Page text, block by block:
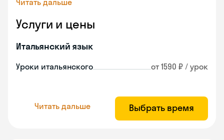
Читать дальше
Услуги и цены
Итальянский язык
Уроки итальянского от 1590 ₽ / урок
Читать дальше Выбрать время